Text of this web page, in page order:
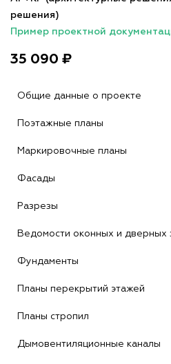
решения)
Пример проектной
35 090 ₽
Общие данные о проекте
Поэтажные планы
Маркировочные планы
Фасады
Разрезы
Ведомости оконных и дверных
Фундаменты
Планы перекрытий этажей
Планы стропил
Дымовентиляционные каналы